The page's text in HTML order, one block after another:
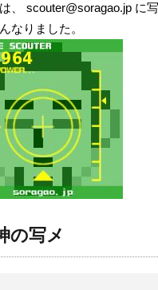
、 scouter@soragao.jp に
なりました。
の写メ